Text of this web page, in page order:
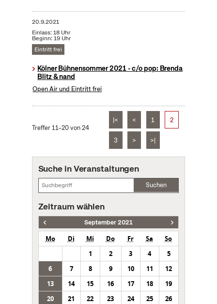
20.9.2021
Einlass: 18 Uhr
Beginn: 19 Uhr
Eintritt frei
Kölner Bühnensommer 2021 - c/o pop: Brenda
Blitz & nand
Open Air und Eintritt frei
Treffer 11–20 von 24
|< < 1 2
3 > >|
Suche in Veranstaltungen
Suchen
Zeitraum wählen
September 2021
Mo Di Mi Do Fr Sa
So
1
2 3 4
5
6
7 8 9 10 11
12
13
14 15 16 17 18
19
20
21 22 23 24 25
26